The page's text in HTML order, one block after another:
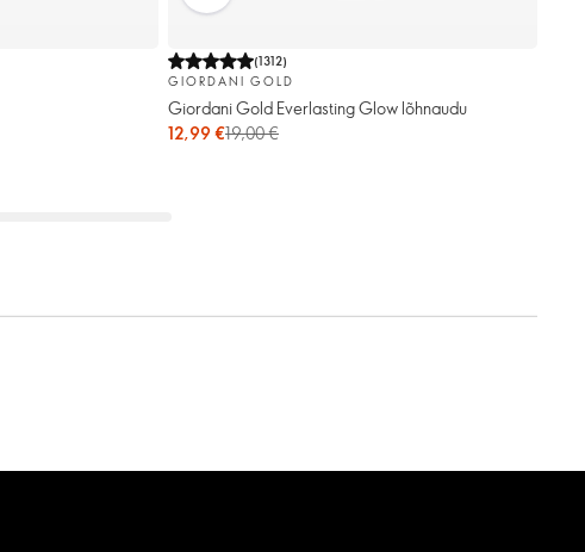
(1312)
GIORDANI GOLD
Giordani Gold Everlasting Glow lõhnaudu
12,99 €19,00 €